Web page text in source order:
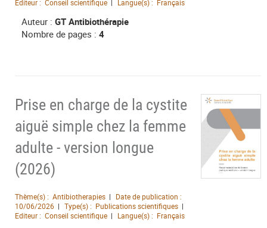
Editeur : Conseil scientifique Langue(s) : Français
Auteur : GT Antibiothérapie
Nombre de pages : 4
Prise en charge de la cystite
aiguë simple chez la femme
adulte - version longue
(2026)
Thème(s) : Antibiotherapies
Date de publication :
10/06/2026
Type(s) : Publications scientifiques
Editeur : Conseil scientifique Langue(s) : Français